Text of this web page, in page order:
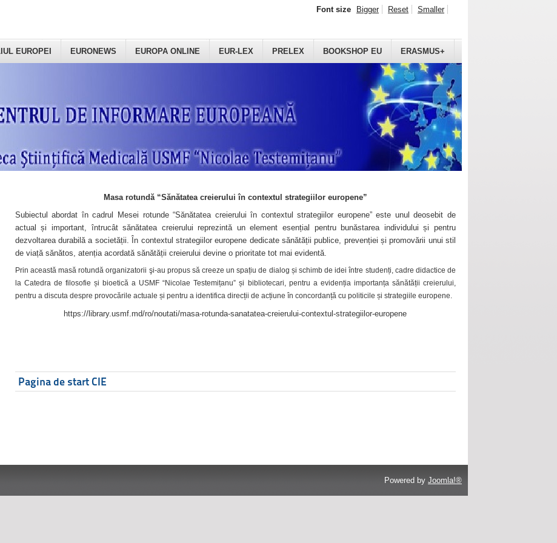
EUROPEI EURONEWS EUROPA ONLINE EUR-LEX PRELEX BOOKSHOP EU ERASMUS+
Font size Bigger Reset Smaller
Masa rotundă “Sănătatea creierului în contextul strategiilor europene”
Subiectul abordat în cadrul Mesei rotunde “Sănătatea creierului în contextul strategiilor europene” este unul deosebit de
actual și important, întrucât sănătatea creierului reprezintă un element esențial pentru bunăstarea individului și pentru
dezvoltarea durabilă a societății. În contextul strategiilor europene dedicate sănătății publice, prevenției și promovării unui stil
de viață sănătos, atenția acordată sănătății creierului devine o prioritate tot mai evidentă.
Prin această masă rotundă organizatorii şi-au propus să creeze un spațiu de dialog și schimb de idei între studenți, cadre didactice de
la Catedra de filosofie și bioetică a USMF “Nicolae Testemițanu” și bibliotecari, pentru a evidenția importanța sănătății creierului,
pentru a discuta despre provocările actuale și pentru a identifica direcții de acțiune în concordanță cu politicile și strategiile europene.
https://library.usmf.md/ro/noutati/masa-rotunda-sanatatea-creierului-contextul-strategiilor-europene
Pagina de start CIE
Powered by Joomla!®